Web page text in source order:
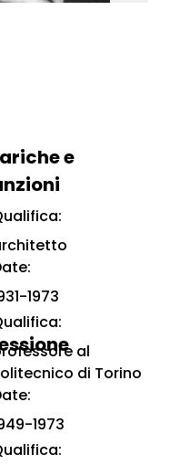
e
1973
al
di Torino
1973